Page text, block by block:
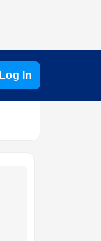
Log In